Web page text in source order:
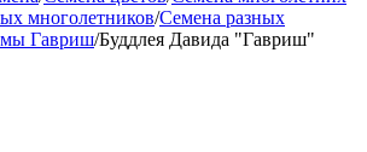
многолетников/Семена разных
Гавриш/Буддлея Давида "Гавриш"